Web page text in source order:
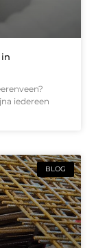
iedereen
BLOG